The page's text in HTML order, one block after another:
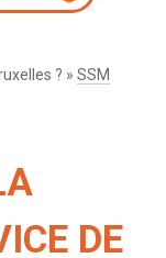
? »SSM
DE